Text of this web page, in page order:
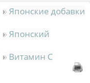
Японские добавки
Японский
Витамин С